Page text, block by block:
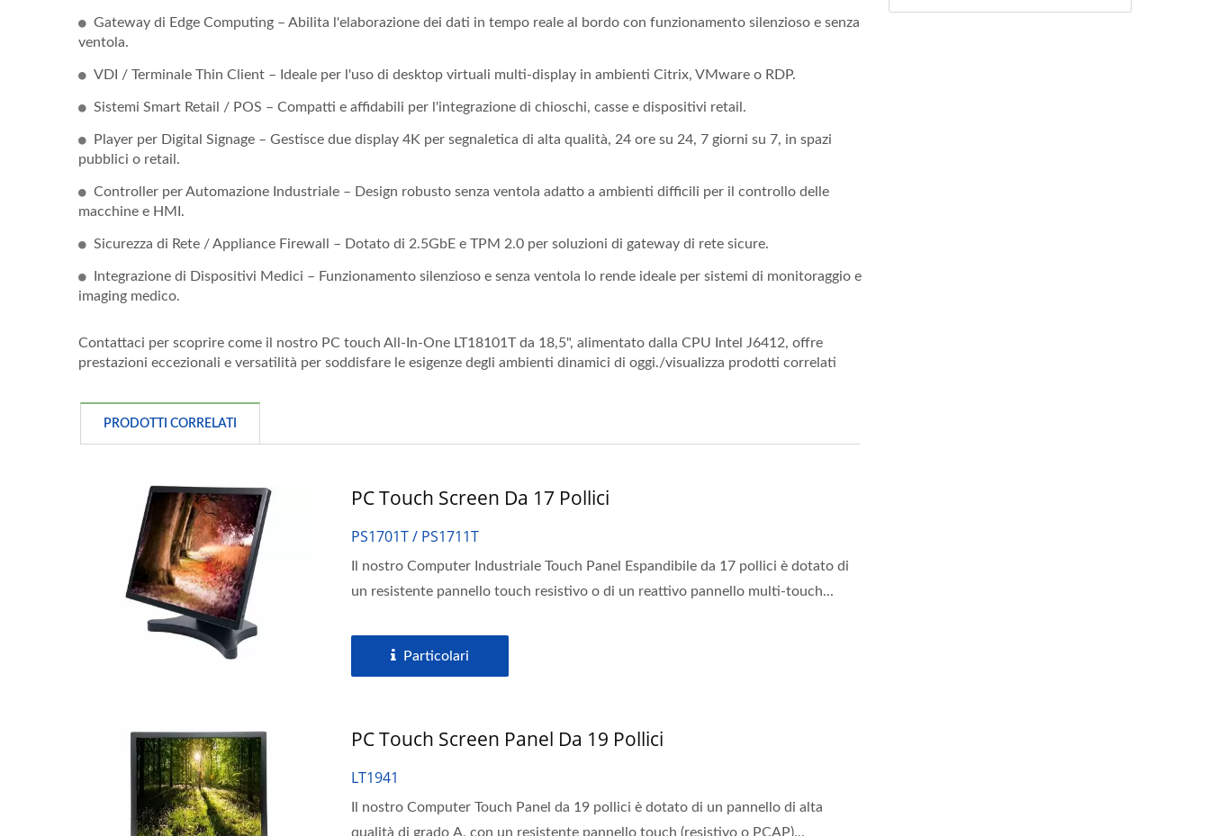
Gateway di Edge Computing – Abilita l'elaborazione dei dati in tempo reale al bordo con funzionamento silenzioso e senza
ventola.
VDI / Terminale Thin Client – Ideale per l'uso di desktop virtuali multi-display in ambienti Citrix, VMware o RDP.
Sistemi Smart Retail / POS – Compatti e affidabili per l'integrazione di chioschi, casse e dispositivi retail.
Player per Digital Signage – Gestisce due display 4K per segnaletica di alta qualità, 24 ore su 24, 7 giorni su 7, in spazi
pubblici o retail.
Controller per Automazione Industriale – Design robusto senza ventola adatto a ambienti difficili per il controllo delle
macchine e HMI.
Sicurezza di Rete / Appliance Firewall – Dotato di 2.5GbE e TPM 2.0 per soluzioni di gateway di rete sicure.
Integrazione di Dispositivi Medici – Funzionamento silenzioso e senza ventola lo rende ideale per sistemi di monitoraggio e
imaging medico.
Contattaci per scoprire come il nostro PC touch All-In-One LT18101T da 18,5", alimentato dalla CPU Intel J6412, offre
prestazioni eccezionali e versatilità per soddisfare le esigenze degli ambienti dinamici di oggi./visualizza prodotti correlati
PRODOTTI CORRELATI
PC Touch Screen Da 17 Pollici
PS1701T / PS1711T
Il nostro Computer Industriale Touch Panel Espandibile da 17 pollici è dotato di
un resistente pannello touch resistivo o di un reattivo pannello multi-touch...
Particolari
PC Touch Screen Panel Da 19 Pollici
LT1941
Il nostro Computer Touch Panel da 19 pollici è dotato di un pannello di alta
qualità di grado A, con un resistente pannello touch (resistivo o PCAP)...